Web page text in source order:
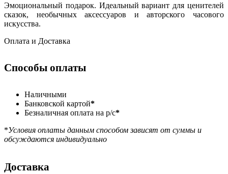
Эмоциональный подарок. Идеальный вариант для ценителей
сказок, необычных аксессуаров и авторского часового
искусства.
Оплата и Доставка
Способы оплаты
Наличными
Банковской картой*
Безналичная оплата на р/с*
*Условия оплаты данным способом зависят от суммы и
обсуждаются индивидуально
Доставка